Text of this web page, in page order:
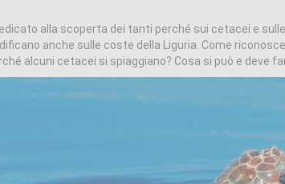
alla scoperta dei tanti perché sui cetacei e
anche sulle coste della Liguria. Come
alcuni cetacei si spiaggiano? Cosa si può e deve